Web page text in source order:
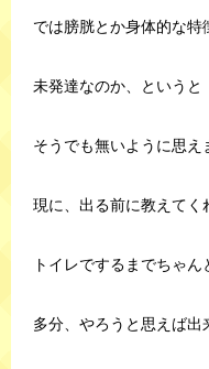
では膀胱とか身体的な特
未発達なのか、というと
そうでも無いように思え
現に、出る前に教えてく
トイレでするまでちゃん
多分、やろうと思えば出